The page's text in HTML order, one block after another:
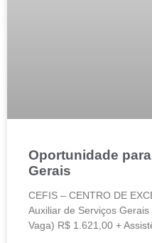
Oportunidade
Gerais
CEFIS – CENTRO DE
Auxiliar de Serviços Gerais
Vaga) R$ 1.621,00 +